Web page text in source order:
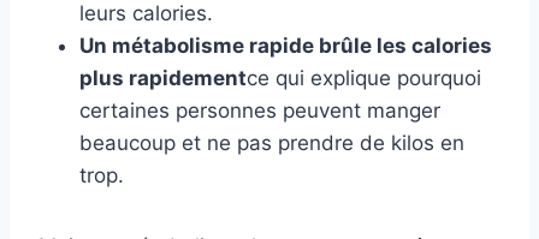
leurs calories.
Un métabolisme rapide brûle les calories
plus rapidementce qui explique pourquoi
certaines personnes peuvent manger
beaucoup et ne pas prendre de kilos en
trop.